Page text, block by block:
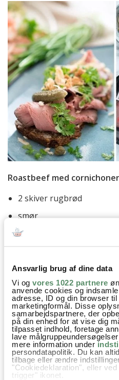
Ansvarlig brug af dine data
Vi og vores 1022 partnere
anvende cookies og
adresse, ID og din browser
marketingformål. Disse
samarbejdspartnere, der
på din enhed for at vise dig
tilpasset indhold, foretage
lave
mere information under
persondatapolitik. Du kan
tilbage eller ændre
"Cookiedeklaration", eller
trigger" ikonet.
Roastbeef med
2 skiver rugbrød
smør
4 skiver roastbeef
1 spsk ristede løg
syltede agurker eller
1 spsk kapers
1 spsk friskrevet
kørvel
Smør rugbrød og anret med
ristet løg, kapers,